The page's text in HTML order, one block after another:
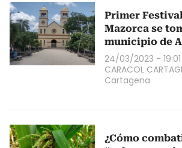
Primer
Mazorca se
municipio de
24/03/2023 - 19:01
CARACOL
Cartagena
¿Cómo